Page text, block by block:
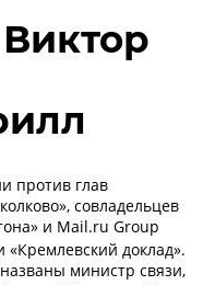
против глав
совладельцев
и Mail.ru Group
доклад».
министр связи,